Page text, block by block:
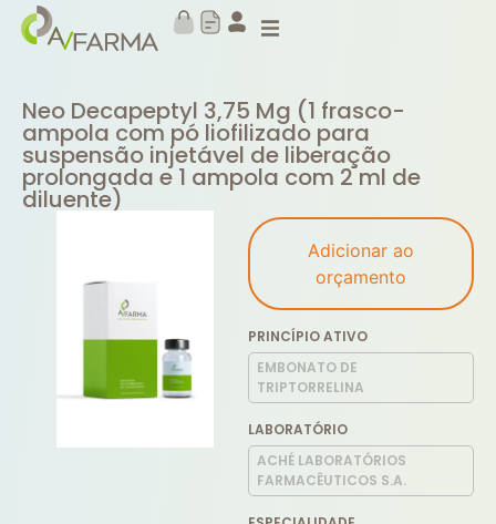
Neo Decapeptyl 3,75 Mg (1 frasco-
ampola com pó liofilizado para
suspensão injetável de liberação
prolongada e 1 ampola com 2 ml de
diluente)
Adicionar ao
orçamento
PRINCÍPIO ATIVO
EMBONATO DE
TRIPTORRELINA
LABORATÓRIO
ACHÉ LABORATÓRIOS
FARMACÊUTICOS S.A.